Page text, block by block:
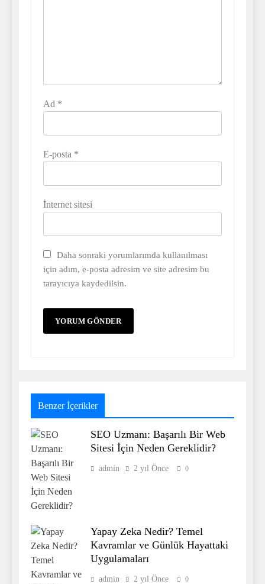
Ad *
E-posta *
İnternet sitesi
Daha sonraki yorumlarımda kullanılması
için adım, e-posta adresim ve site adresim bu
tarayıcıya kaydedilsin.
Benzer İçerikler
SEO Uzmanı: Başarılı Bir Web
Sitesi İçin Neden Gereklidir?
admin 2 yıl Önce 0
Yapay Zeka Nedir? Temel
Kavramlar ve Günlük Hayattaki
Uygulamaları
admin 2 yıl Önce 0